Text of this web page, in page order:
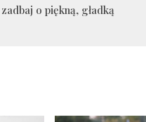
o piękną, gładką